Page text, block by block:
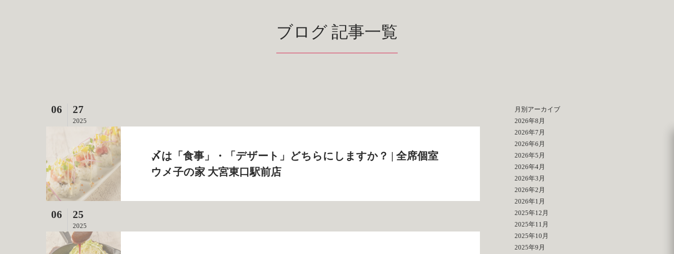
ブログ 記事一覧
06 27
2025
〆は「食事」・「デザート」どちらにしますか？ | 全席個室
ウメ子の家 大宮東口駅前店
06 25
2025
月別アーカイブ
2026年8月
2026年7月
2026年6月
2026年5月
2026年4月
2026年3月
2026年2月
2026年1月
2025年12月
2025年11月
2025年10月
2025年9月